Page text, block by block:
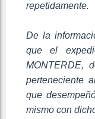
repetidamente.
De la
que el
MONTERDE,
perteneciente
que
mismo con